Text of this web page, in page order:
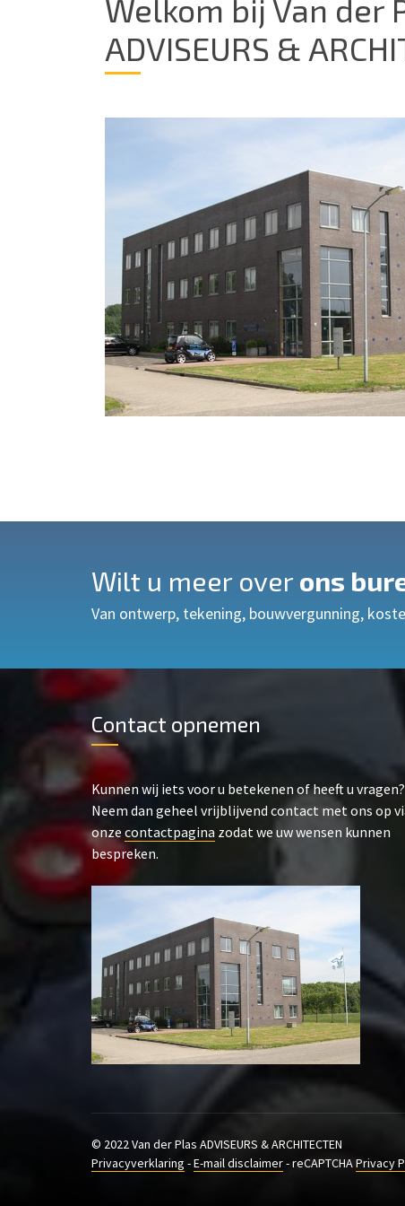
Welkom bij Van der
ADVISEURS &
Wilt u meer overons
Van ontwerp, tekening, bouwvergunning,
Contact opnemen
Kunnen wij iets voor u betekenen of heeft u vragen?
Neem dan geheel vrijblijvend contact met ons op
onze contactpagina zodat we uw wensen kunnen
bespreken.
© 2022 Van der Plas ADVISEURS & ARCHITECTEN
Privacyverklaring -E-mail disclaimer- reCAPTCHAPrivacy